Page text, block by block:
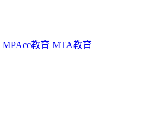
MPAcc教育 MTA教育